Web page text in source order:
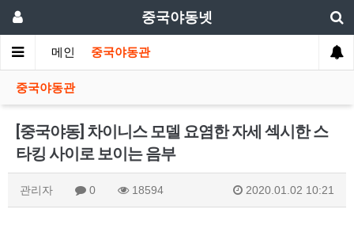
중국야동넷
메인 중국야동관
중국야동관
[중국야동] 차이니스 모델 요염한 자세 섹시한 스
타킹 사이로 보이는 음부
관리자 0 18594 2020.01.02 10:21